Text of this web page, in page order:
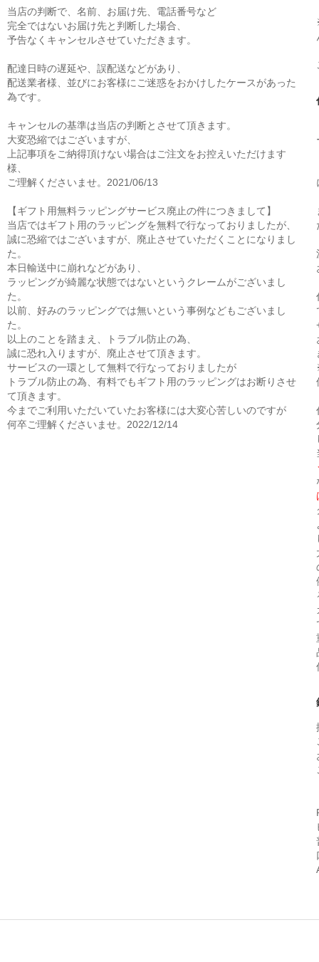
当店の判断で、名前、お届け先、電話番号など
完全ではないお届け先と判断した場合、
予告なくキャンセルさせていただきます。
配達日時の遅延や、誤配送などがあり、
配送業者様、並びにお客様にご迷惑をおかけしたケースがあった
為です。
キャンセルの基準は当店の判断とさせて頂きます。
大変恐縮ではございますが、
上記事項をご納得頂けない場合はご注文をお控えいただけます
様、
ご理解くださいませ。2021/06/13
【ギフト用無料ラッピングサービス廃止の件につきまして】
当店ではギフト用のラッピングを無料で行なっておりましたが、
誠に恐縮ではございますが、廃止させていただくことになりまし
た。
本日輸送中に崩れなどがあり、
ラッピングが綺麗な状態ではないというクレームがございまし
た。
以前、好みのラッピングでは無いという事例などもございまし
た。
以上のことを踏まえ、トラブル防止の為、
誠に恐れ入りますが、廃止させて頂きます。
サービスの一環として無料で行なっておりましたが
トラブル防止の為、有料でもギフト用のラッピングはお断りさせ
て頂きます。
今までご利用いただいていたお客様には大変心苦しいのですが
何卒ご理解くださいませ。2022/12/14